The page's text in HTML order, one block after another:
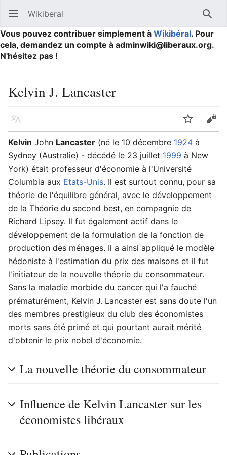
Ouvrir le menu principal Wikiberal
Vous pouvez contribuer simplement à Wikibéral. Pour
cela, demandez un compte à adminwiki@liberaux.org.
N'hésitez pas !
Kelvin J. Lancaster
Langue Suivre
Kelvin John Lancaster (né le 10 décembre 1924 à
Sydney (Australie) - décédé le 23 juillet 1999 à New
York) était professeur d'économie à l'Université
Columbia aux Etats-Unis. Il est surtout connu, pour sa
théorie de l'équilibre général, avec le développement
de la Théorie du second best, en compagnie de
Richard Lipsey. Il fut également actif dans le
développement de la formulation de la fonction de
production des ménages. Il a ainsi appliqué le modèle
hédoniste à l'estimation du prix des maisons et il fut
l'initiateur de la nouvelle théorie du consommateur.
Sans la maladie morbide du cancer qui l'a fauché
prématurément, Kelvin J. Lancaster est sans doute l'un
des membres prestigieux du club des économistes
morts sans été primé et qui pourtant aurait mérité
d'obtenir le prix nobel d'économie.
La nouvelle théorie du consommateur
Influence de Kelvin Lancaster sur les
économistes libéraux